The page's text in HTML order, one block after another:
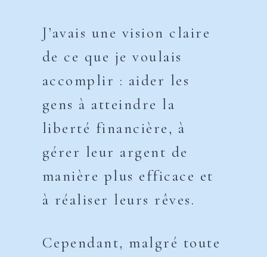
J’avais une vision claire
de ce que je voulais
accomplir : aider les
gens à atteindre la
liberté financière, à
gérer leur argent de
manière plus efficace et
à réaliser leurs rêves.
Cependant, malgré toute